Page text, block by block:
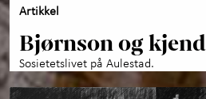
Artikkel
Bjørnson og
Sosietetslivet på Aulestad.